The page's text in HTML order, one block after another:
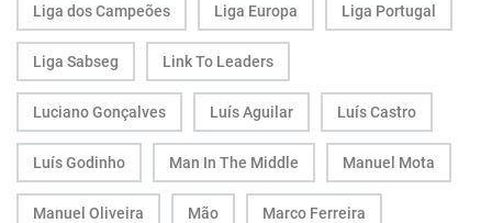
Liga dos Campeões Liga Europa Liga Portugal
Liga Sabseg Link To Leaders
Luciano Gonçalves Luís Aguilar Luís Castro
Luís Godinho Man In The Middle Manuel Mota
Manuel Oliveira Mão Marco Ferreira